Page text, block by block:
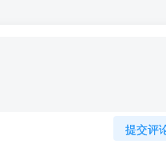
提交评